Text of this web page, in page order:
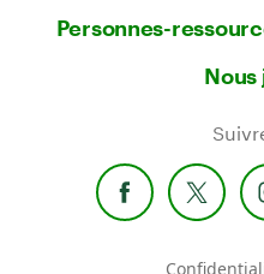
Personnes-
Nous